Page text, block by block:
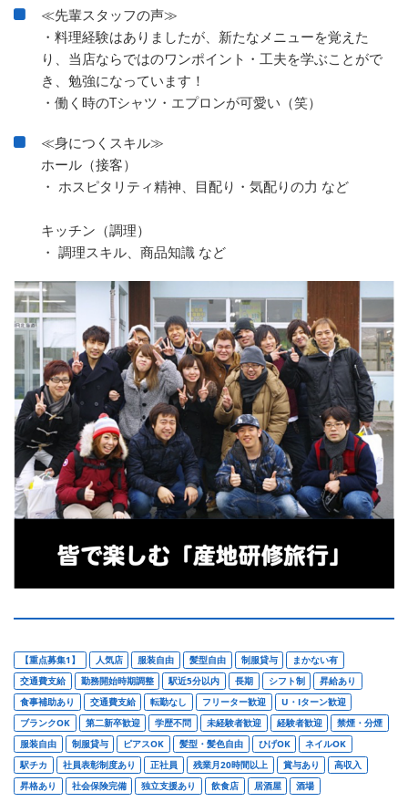
≪先輩スタッフの声≫
・料理経験はありましたが、新たなメニューを覚えた
り、当店ならではのワンポイント・工夫を学ぶことがで
き、勉強になっています！
・働く時のTシャツ・エプロンが可愛い（笑）
≪身につくスキル≫
ホール（接客）
・ ホスピタリティ精神、目配り・気配りの力 など
キッチン（調理）
・ 調理スキル、商品知識 など
【重点募集1】 人気店 服装自由 髪型自由 制服貸与
まかない有
交通費支給
勤務開始時期調整 駅近5分以内 長期 シフト制
昇給あり
食事補助あり
交通費支給 転勤なし フリーター歓迎
U・Iターン歓迎
ブランクOK
第二新卒歓迎 学歴不問 未経験者歓迎 経験者歓迎
禁煙・分煙
服装自由
制服貸与 ピアスOK 髪型・髪色自由 ひげOK
ネイルOK
駅チカ
社員表彰制度あり 正社員 残業月20時間以上 賞与あり
高収入
昇格あり
社会保険完備 独立支援あり 飲食店 居酒屋 酒場